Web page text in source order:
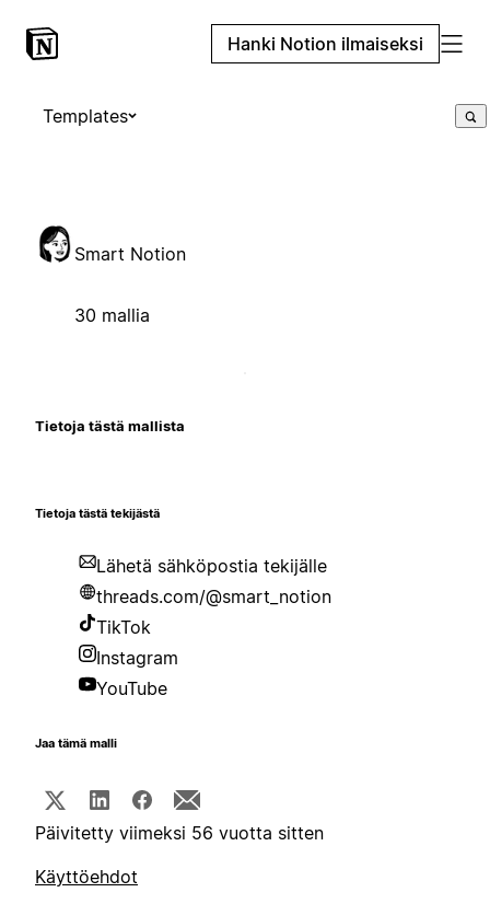
Hanki Notion ilmaiseksi
Templates
Smart Notion
30 mallia
Tietoja tästä mallista
Tietoja tästä tekijästä
Lähetä sähköpostia tekijälle
threads.com/@smart_notion
TikTok
Instagram
YouTube
Jaa tämä malli
Päivitetty viimeksi 56 vuotta sitten
Käyttöehdot